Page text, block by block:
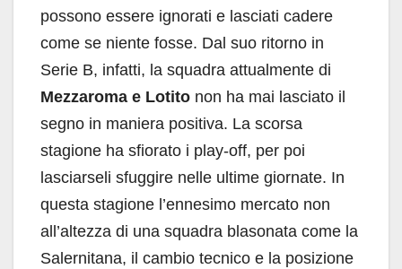
possono essere ignorati e lasciati cadere
come se niente fosse. Dal suo ritorno in
Serie B, infatti, la squadra attualmente di
Mezzaroma e Lotito non ha mai lasciato il
segno in maniera positiva. La scorsa
stagione ha sfiorato i play-off, per poi
lasciarseli sfuggire nelle ultime giornate. In
questa stagione l’ennesimo mercato non
all’altezza di una squadra blasonata come la
Salernitana, il cambio tecnico e la posizione